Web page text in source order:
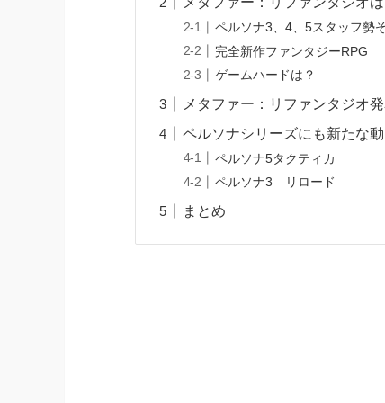
ペルソナ3、4、5スタッフ勢
完全新作ファンタジーRPG
ゲームハードは？
メタファー：リファンタジオ
ペルソナシリーズにも新たな
ペルソナ5タクティカ
ペルソナ3 リロード
まとめ